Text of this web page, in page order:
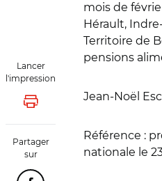
Lancer
l'impression
Lancer l'impression
Partager
sur
mois de
Hérault,
Territoire de
pensions
Jean-Noël
Référence :
nationale le